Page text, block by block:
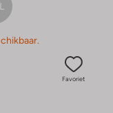
Favoriet